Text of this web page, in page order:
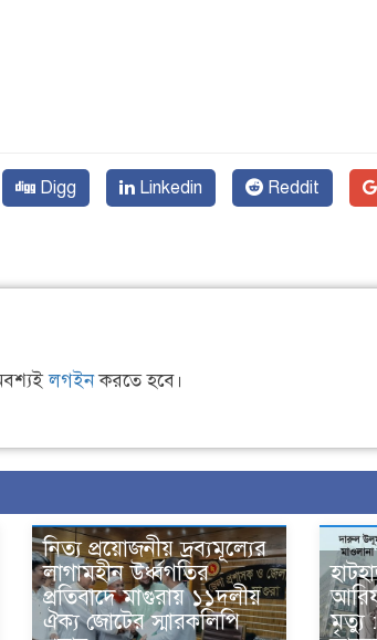
Digg Linkedin Reddit
লগইনকরতে হবে।
নিত্য প্রয়োজনীয় দ্রব্যমূল্যের
লাগামহীন উর্ধ্বগতির
প্রতিবাদে মাগুরায় ১১দলীয়
ঐক্য জোটের স্মারকলিপি
মৃত্যু